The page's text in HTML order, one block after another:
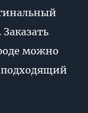
можно